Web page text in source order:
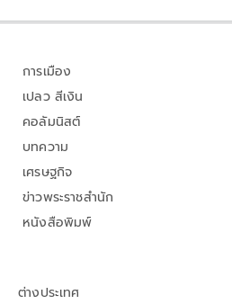
การเมือง
เปลว สีเงิน
คอลัมนิสต์
บทความ
เศรษฐกิจ
ข่าวพระราชสำนัก
หนังสือพิมพ์
ต่างประเทศ